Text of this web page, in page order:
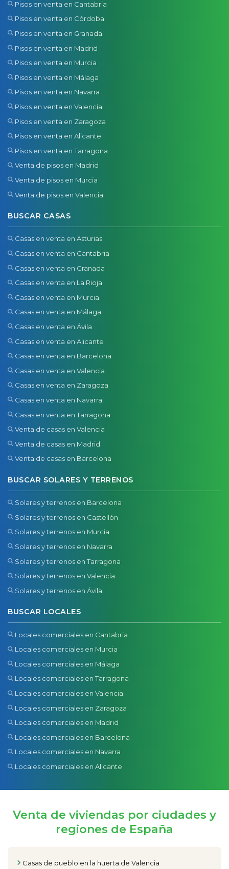
Pisos en venta en Cantabria
Pisos en venta en Córdoba
Pisos en venta en Granada
Pisos en venta en Madrid
Pisos en venta en Murcia
Pisos en venta en Málaga
Pisos en venta en Navarra
Pisos en venta en Valencia
Pisos en venta en Zaragoza
Pisos en venta en Alicante
Pisos en venta en Tarragona
Venta de pisos en Madrid
Venta de pisos en Murcia
Venta de pisos en Valencia
BUSCAR CASAS
Casas en venta en Asturias
Casas en venta en Cantabria
Casas en venta en Granada
Casas en venta en La Rioja
Casas en venta en Murcia
Casas en venta en Málaga
Casas en venta en Ávila
Casas en venta en Alicante
Casas en venta en Barcelona
Casas en venta en Valencia
Casas en venta en Zaragoza
Casas en venta en Navarra
Casas en venta en Tarragona
Venta de casas en Valencia
Venta de casas en Madrid
Venta de casas en Barcelona
BUSCAR SOLARES Y TERRENOS
Solares y terrenos en Barcelona
Solares y terrenos en Castellón
Solares y terrenos en Murcia
Solares y terrenos en Navarra
Solares y terrenos en Tarragona
Solares y terrenos en Valencia
Solares y terrenos en Ávila
BUSCAR LOCALES
Locales comerciales en Cantabria
Locales comerciales en Murcia
Locales comerciales en Málaga
Locales comerciales en Tarragona
Locales comerciales en Valencia
Locales comerciales en Zaragoza
Locales comerciales en Madrid
Locales comerciales en Barcelona
Locales comerciales en Navarra
Locales comerciales en Alicante
Venta de viviendas por ciudades y
regiones de España
Casas de pueblo en la huerta de Valencia